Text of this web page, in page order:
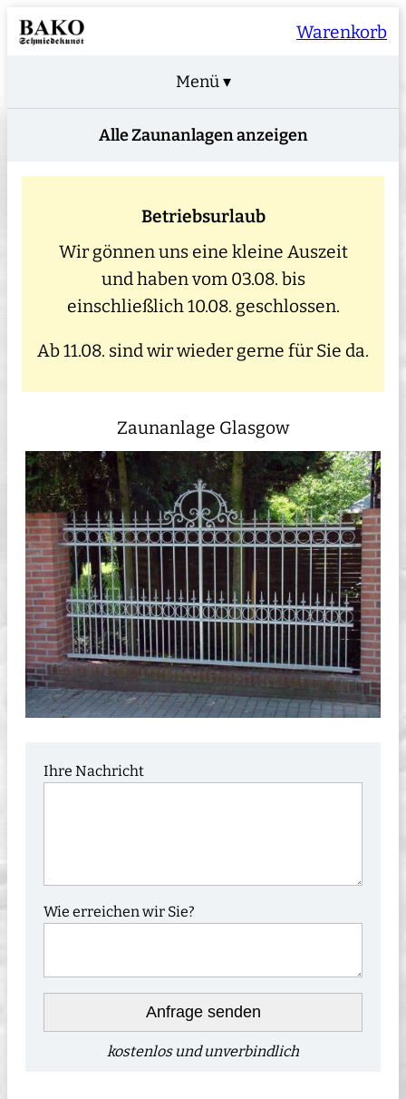
Warenkorb
Menü ▾
Alle Zaunanlagen anzeigen
Betriebsurlaub
Wir gönnen uns eine kleine Auszeit
und haben vom 03.08. bis
einschließlich 10.08. geschlossen.
Ab 11.08. sind wir wieder gerne für Sie da.
Zaunanlage Glasgow
Ihre Nachricht
Wie erreichen wir Sie?
Anfrage senden
kostenlos und unverbindlich